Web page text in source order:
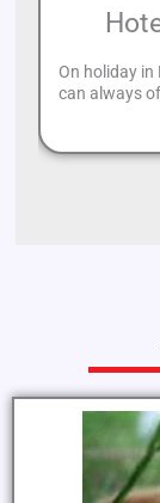
On holiday in
can always